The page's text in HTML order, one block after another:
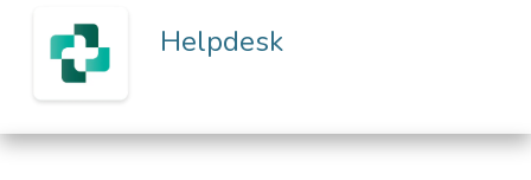
Helpdesk